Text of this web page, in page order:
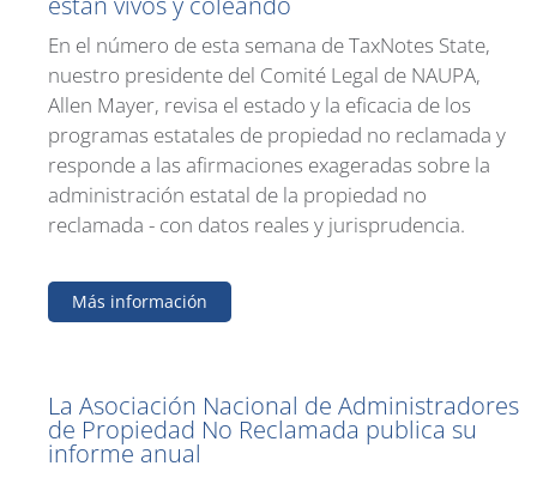
En el número de esta semana de TaxNotes State,
nuestro presidente del Comité Legal de NAUPA,
Allen Mayer, revisa el estado y la eficacia de los
programas estatales de propiedad no reclamada y
responde a las afirmaciones exageradas sobre la
administración estatal de la propiedad no
reclamada - con datos reales y jurisprudencia.
Más información
La Asociación Nacional de Administradores
de Propiedad No Reclamada publica su
informe anual